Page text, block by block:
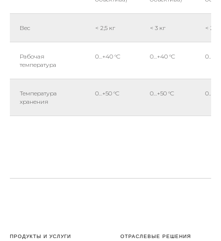
Вес < 2,5 кг < 3 кг < 2,5
Рабочая
температура
0…+40 °C 0…+40 °C
Температура
хранения
0…+50 °C 0…+50 °C
ПРОДУКТЫ И УСЛУГИ ОТРАСЛЕВЫЕ РЕШЕНИЯ